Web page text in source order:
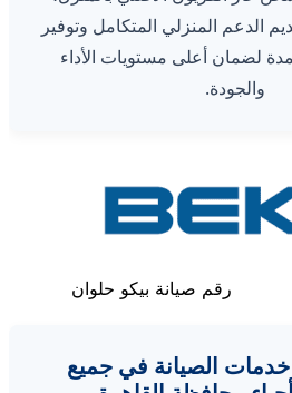
الدعم المنزلي المتكامل وتوفير
لضمان أعلى مستويات الأداء
والجودة.
رقم صيانة بيكو حلوان
الصيانة في جميع